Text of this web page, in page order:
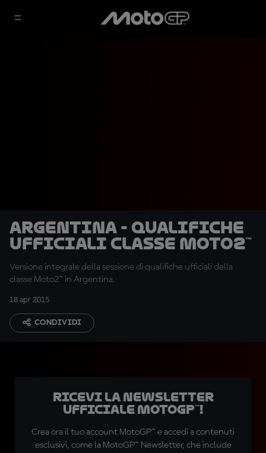
Argentina - Qualifiche
Ufficiali classe Moto2™
Versione integrale della sessione di qualifiche ufficiali della
classe Moto2™ in Argentina.
18 apr 2015
CONDIVIDI
Ricevi la newsletter
ufficiale MotoGP™!
Crea ora il tuo account MotoGP™ e accedi a contenuti
esclusivi, come la MotoGP™ Newsletter, che include